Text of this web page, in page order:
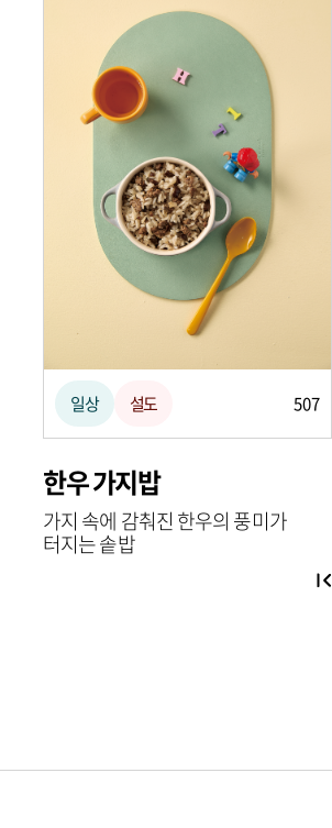
일상 설도 507
한우 가지밥
가지 속에 감춰진 한우의 풍미가
터지는 솥밥